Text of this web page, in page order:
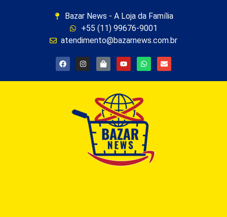
Bazar News - A Loja da Família
+55 (11) 99676-9001
atendimento@bazarnews.com.br